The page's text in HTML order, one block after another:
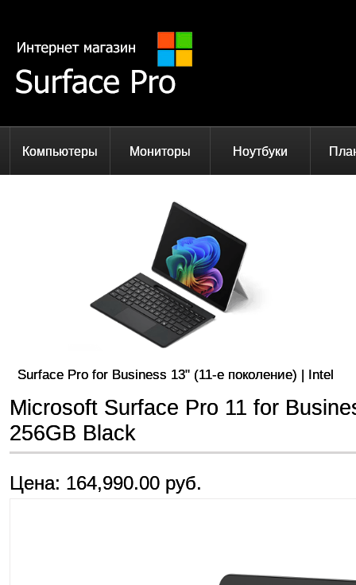
Компьютеры Мониторы Ноутбуки
Surface Pro for Business 13" (11-е поколение) | Intel
Microsoft Surface Pro 11 for
256GB Black
Цена: 164,990.00 руб.